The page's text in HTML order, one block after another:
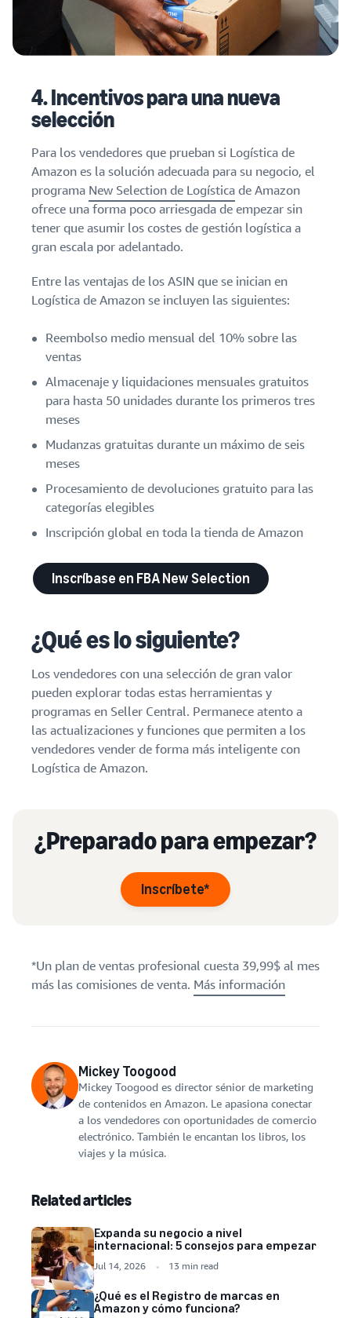
4. Incentivos para una nueva
selección
Para los vendedores que prueban si Logística de
Amazon es la solución adecuada para su negocio, el
programa New Selection de Logísticade Amazon
ofrece una forma poco arriesgada de empezar sin
tener que asumir los costes de gestión logística a
gran escala por adelantado.
Entre las ventajas de los ASIN que se inician en
Logística de Amazon se incluyen las siguientes:
Reembolso medio mensual del 10% sobre las
ventas
Almacenaje y liquidaciones mensuales gratuitos
para hasta 50 unidades durante los primeros tres
meses
Mudanzas gratuitas durante un máximo de seis
meses
Procesamiento de devoluciones gratuito para las
categorías elegibles
Inscripción global en toda la tienda de Amazon
Inscríbase en FBA New Selection
¿Qué es lo siguiente?
Los vendedores con una selección de gran valor
pueden explorar todas estas herramientas y
programas en Seller Central. Permanece atento a
las actualizaciones y funciones que permiten a los
vendedores vender de forma más inteligente con
Logística de Amazon.
¿Preparado para empezar?
Inscríbete*
*Un plan de ventas profesional cuesta 39,99$ al mes
más las comisiones de venta. Más información
Mickey Toogood
Mickey Toogood es director sénior de marketing
de contenidos en Amazon. Le apasiona conectar
a los vendedores con oportunidades de comercio
electrónico. También le encantan los libros, los
viajes y la música.
Related articles
Expanda su negocio a nivel
internacional: 5 consejos para empezar
Jul 14, 2026 13 min read
¿Qué es el Registro de marcas en
Amazon y cómo funciona?